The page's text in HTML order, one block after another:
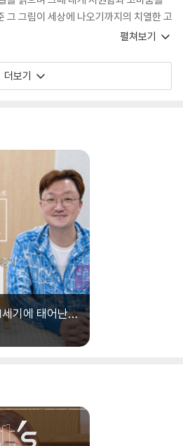
그 그림이 세상에 나오기까지의 치열한 고
점검을 엿본다. 한순간에 시선을 사로잡으면
신의 세계에서 지켜내는 그 굵은 선, 그 안에
었다. 비언어 예술이 가진 힘과 함정에 마
서 자신이 갈고 빚은 무기를 들고 쉬이 타협
않는 엄주 작가가 있어주어 고맙다.
펼쳐보기
더보기
기에 태어난
이자람)